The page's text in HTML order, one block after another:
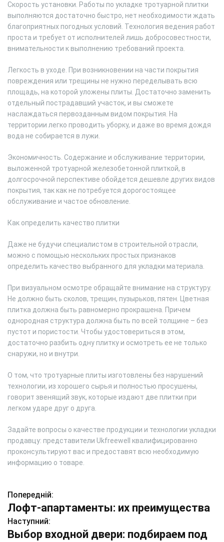
Скорость установки. Работы по укладке тротуарной плитки
выполняются достаточно быстро, нет необходимости ждать
благоприятных погодных условий. Технология ведения работ
проста и требует от исполнителей лишь добросовестности,
внимательности к выполнению требований проекта.
Легкость в уходе. При возникновении на части покрытия
повреждения или трещины не нужно переделывать всю
площадь, на которой уложены плиты. Достаточно заменить
отдельный пострадавший участок, и вы сможете
наслаждаться первозданным видом покрытия. На
территории легко проводить уборку, и даже во время дождя
вода не собирается в лужи.
Экономичность. Содержание и обслуживание территории,
выложенной тротуарной железобетонной плиткой, в
долгосрочной перспективе обойдется дешевле других видов
покрытия, так как не потребуется дорогостоящее
обслуживание и частое обновление.
Как определить качество плитки
Даже не будучи специалистом в строительной отрасли,
можно с помощью нескольких простых признаков
определить качество выбранного для укладки материала.
При визуальном осмотре обращайте внимание на структуру.
Не должно быть сколов, трещин, пузырьков, пятен. Цветная
плитка должна быть равномерно прокрашена. Причем
однородная структура должна быть по всей толщине – без
пустот и пористости. Чтобы удостовериться в этом,
достаточно разбить одну плитку и осмотреть ее не только
снаружи, но и внутри.
О том, что тротуарные плиты изготовлены без нарушений
технологии, из хорошего сырья и полностью просушены,
говорит звенящий звук, которые издают две плитки при
легком ударе друг о друга.
Задайте вопросы о качестве продукции и технологии укладки
продавцу: представители Ukfreewell квалифицированно
проконсультируют вас и предоставят всю необходимую
информацию о товаре.
Н
а
в
Попередній:
Лофт-апартаменты: их преимущества
Наступний:
Выбор входной двери: подбираем под